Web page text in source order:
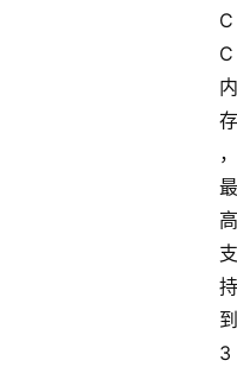
C
C
内
存
，
最
高
支
持
到
3